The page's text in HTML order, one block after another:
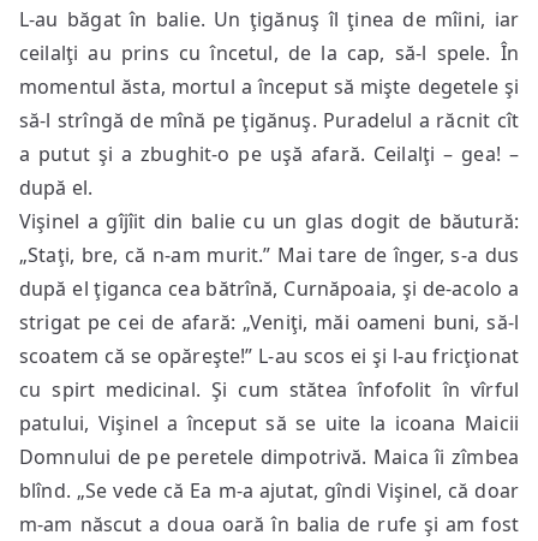
L-au băgat în balie. Un ţigănuş îl ţinea de mîini, iar
ceilalţi au prins cu încetul, de la cap, să-l spele. În
momentul ăsta, mortul a început să mişte degetele şi
să-l strîngă de mînă pe ţigănuş. Puradelul a răcnit cît
a putut şi a zbughit-o pe uşă afară. Ceilalţi – gea! –
după el.
Vişinel a gîjîit din balie cu un glas dogit de băutură:
„Staţi, bre, că n-am murit.” Mai tare de înger, s-a dus
după el ţiganca cea bătrînă, Curnăpoaia, şi de-acolo a
strigat pe cei de afară: „Veniţi, măi oameni buni, să-l
scoatem că se opăreşte!” L-au scos ei şi l-au fricţionat
cu spirt medicinal. Şi cum stătea înfofolit în vîrful
patului, Vişinel a început să se uite la icoana Maicii
Domnului de pe peretele dimpotrivă. Maica îi zîmbea
blînd. „Se vede că Ea m-a ajutat, gîndi Vişinel, că doar
m-am născut a doua oară în balia de rufe şi am fost